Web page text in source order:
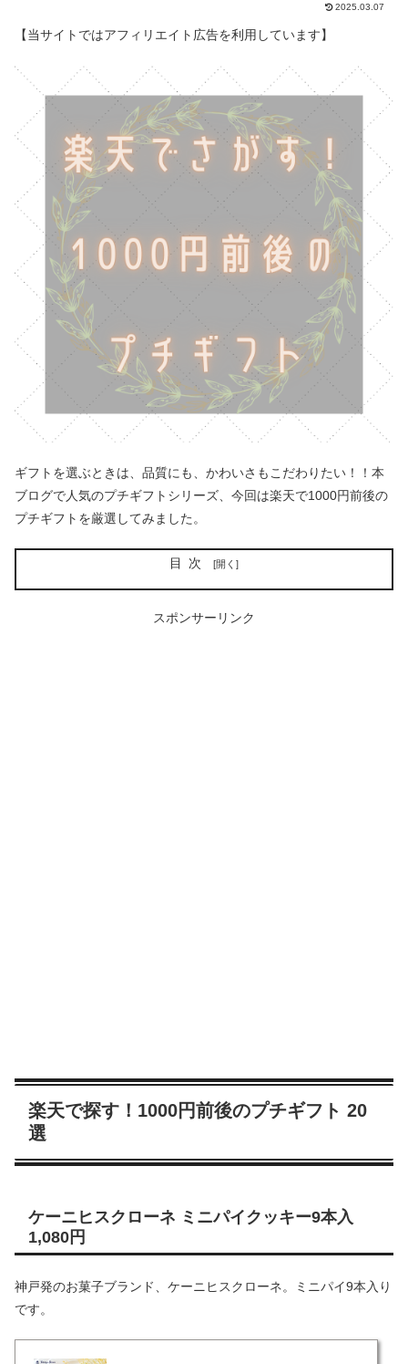
2025.03.07
【当サイトではアフィリエイト広告を利用しています】
ギフトを選ぶときは、品質にも、かわいさもこだわりたい！！本
ブログで人気のプチギフトシリーズ、今回は楽天で1000円前後の
プチギフトを厳選してみました。
目次
スポンサーリンク
楽天で探す！1000円前後のプチギフト 20
選
ケーニヒスクローネ ミニパイクッキー9本入
1,080円
神戸発のお菓子ブランド、ケーニヒスクローネ。ミニパイ9本入り
です。